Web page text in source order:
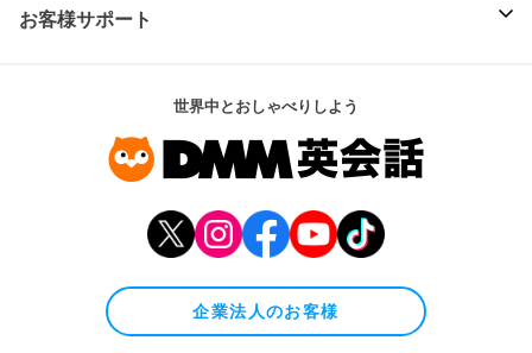
お客様サポート
世界中とおしゃべりしよう
企業法人のお客様